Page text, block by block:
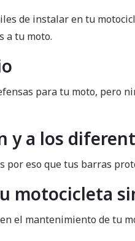
de instalar en tu
a tu moto.
para tu moto, pero
y a los
por eso que tus barras
motocicleta
el mantenimiento de tu